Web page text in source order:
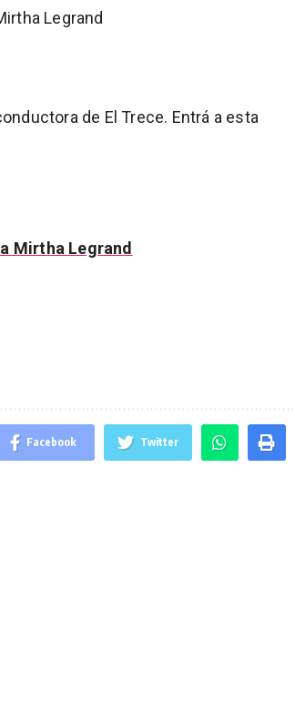
Legrand
de El Trece. Entrá a esta
Mirtha Legrand
Facebook Twitter